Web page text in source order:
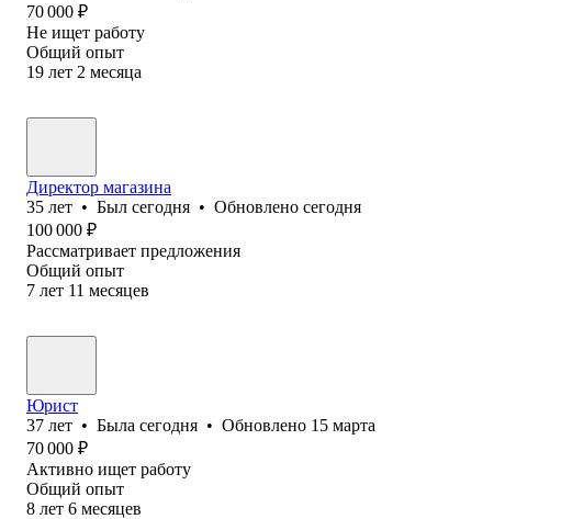
70 000 ₽
Не ищет работу
Общий опыт
19 лет 2 месяца
Директор магазина
35 лет • Был сегодня • Обновлено сегодня
100 000 ₽
Рассматривает предложения
Общий опыт
7 лет 11 месяцев
Юрист
37 лет • Была сегодня • Обновлено 15 марта
70 000 ₽
Активно ищет работу
Общий опыт
8 лет 6 месяцев